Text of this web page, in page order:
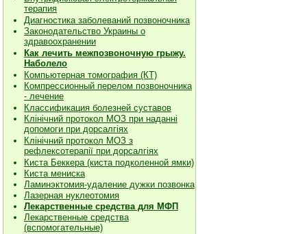
терапия
Диагностика заболеваний позвоночника
Законодательство Украины о
здравоохранении
Как лечить межпозвоночную грыжу.
Наболело
Компьютерная томография (КТ)
Компрессионный перелом позвоночника
- лечение
Классификация болезней суставов
Клiнiчний протокол МОЗ при наданнi
допомоги при дорсалгiях
Клiнiчний протокол МОЗ з
рефлексотерапiї при дорсалгіях
Киста Беккера (киста подколенной ямки)
Киста мениска
Ламинэктомия-удаление дужки позвонка
Лазерная нуклеотомия
Лекарственные средства для МФП
Лекарственные средства
(вспомогательные)